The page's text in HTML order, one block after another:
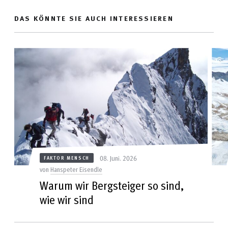
DAS KÖNNTE SIE AUCH INTERESSIEREN
FAKTOR MENSCH
08. Juni. 2026
von Hanspeter Eisendle
Warum wir Bergsteiger so sind,
wie wir sind